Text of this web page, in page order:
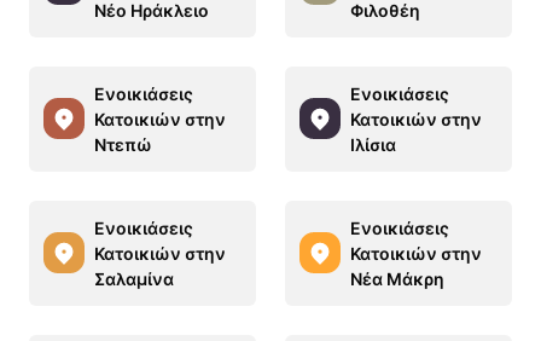
Νέο Ηράκλειο Φιλοθέη
Ενοικιάσεις
Κατοικιών στην
Ντεπώ
Ενοικιάσεις
Κατοικιών στην
Ιλίσια
Ενοικιάσεις
Κατοικιών στην
Σαλαμίνα
Ενοικιάσεις
Κατοικιών στην
Νέα Μάκρη